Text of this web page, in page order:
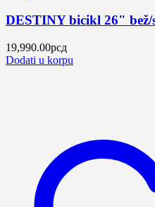
DESTINY bicikl 26" bež/
19,990.00рсд
Dodati u korpu